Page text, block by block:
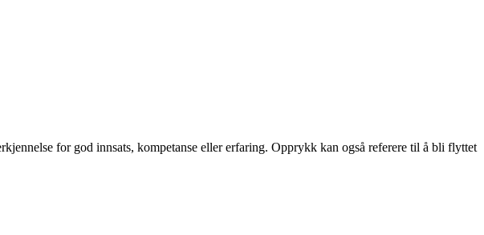
for god innsats, kompetanse eller erfaring. Opprykk kan også referere til å bli flyttet